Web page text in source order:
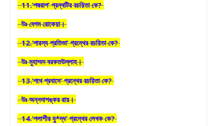
11.‘পদ্মরাগ’ গ্রন্থটির রচয়িতা কে?
উঃ বেগম রোকেয়া।
12.‘পারস্য প্রতিভা’ গ্রন্থের রচয়িতা কে?
উঃ মুহাম্মদ বরকতউল্লাহ।
13.‘পথে প্রবাসে’ গ্রন্থের রচয়িতা কে?
উঃ অন্নদাশঙ্কর রায়।
14.‘পলাশীর যু্*দ্ধ’ গ্রন্থের লেখক কে?